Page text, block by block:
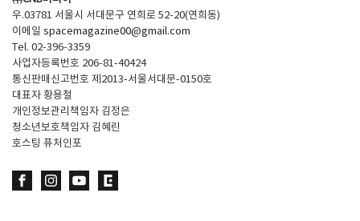
우.03781 서울시 서대문구 연희로 52-20(연희동)
이메일 spacemagazine00@gmail.com
Tel. 02-396-3359
사업자등록번호 206-81-40424
통신판매신고번호 제2013-서울서대문-0150호
대표자 황용철
개인정보관리책임자 김정은
청소년보호책임자 김혜린
호스팅 퓨처인포